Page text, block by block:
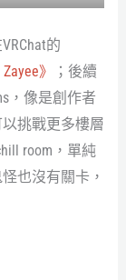
的
》
；後續
，像是創作者
以挑戰更多樓層
room，單純
也沒有關卡，